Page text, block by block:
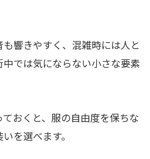
響きやすく、混雑時には人と
では気にならない小さな要素
おくと、服の自由度を保ちな
を選べます。